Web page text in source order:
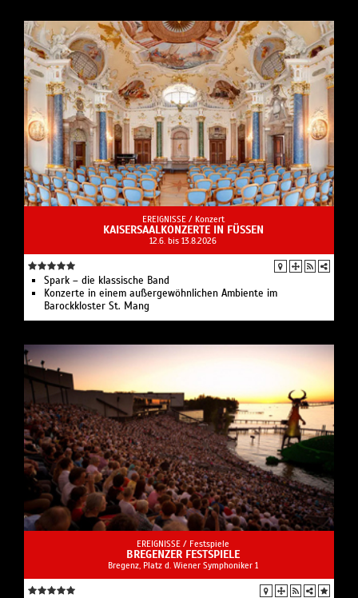
EREIGNISSE / Konzert
KAISERSAALKONZERTE IN FÜSSEN
12.6. bis 13.8.2026
Spark – die klassische Band
Konzerte in einem außergewöhnlichen Ambiente im
Barockkloster St. Mang
EREIGNISSE / Festspiele
BREGENZER FESTSPIELE
Bregenz, Platz d. Wiener Symphoniker 1